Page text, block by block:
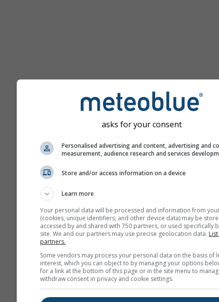
დახმარება
Thermals
Cross-section
asks for your consent
Personalised advertising and content, advertising and
measurement, audience research and services
Store and/or access information on a device
Learn more
Your personal data will be processed and information from
(cookies, unique identifiers, and other device data) may be
accessed by and shared with 750 partners, or used specifically
site. We and our partners may use precise geolocation data.
partners.
Some vendors may process your personal data on the basis of
interest, which you can object to by managing your options
for a link at the bottom of this page or in the site menu to
withdraw consent in privacy and cookie settings.